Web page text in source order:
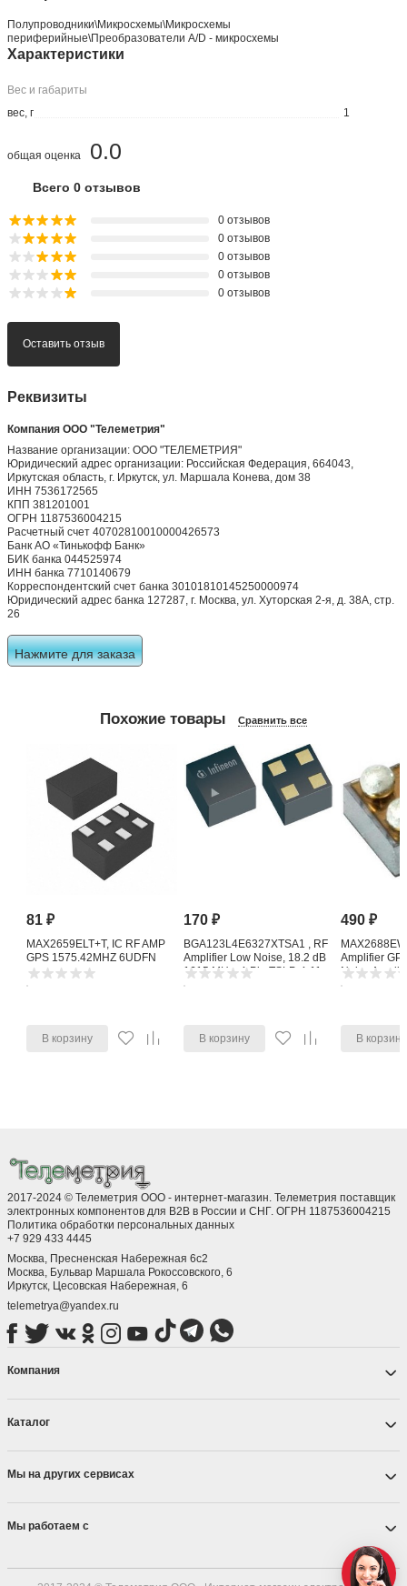
Полупроводники\Микросхемы\Микросхемы
периферийные\Преобразователи A/D - микросхемы
Характеристики
Вес и габариты
вес, г
1
0.0
общая оценка
Всего 0 отзывов
0 отзывов
0 отзывов
0 отзывов
0 отзывов
0 отзывов
Оставить отзыв
Реквизиты
Компания ООО "Телеметрия"
Название организации: ООО "ТЕЛЕМЕТРИЯ"
Юридический адрес организации: Российская Федерация, 664043,
Иркутская область, г. Иркутск, ул. Маршала Конева, дом 38
ИНН 7536172565
КПП 381201001
ОГРН 1187536004215
Расчетный счет 40702810010000426573
Банк АО «Тинькофф Банк»
БИК банка 044525974
ИНН банка 7710140679
Корреспондентский счет банка 30101810145250000974
Юридический адрес банка 127287, г. Москва, ул. Хуторская 2-я, д. 38А, стр.
26
Нажмите для заказа
Похожие товары Сравнить все
81₽
MAX2659ELT+T, IC RF AMP
GPS 1575.42MHZ 6UDFN
В корзину
170₽
BGA123L4E6327XTSA1 , RF
Amplifier Low Noise, 18.2 dB
1615 MHz, 4-Pin TSLP-4-11
В корзину
490₽
Amplifier
Noise
В корзину
2017-2024 © Телеметрия ООО - интернет-магазин. Телеметрия поставщик
электронных компонентов для B2B в России и СНГ. ОГРН 1187536004215
Политика обработки персональных данных
+7 929 433 4445
Москва, Пресненская Набережная 6с2
Москва, ​Бульвар Маршала Рокоссовского, 6
Иркутск, ​Цесовская Набережная, 6
telemetrya@yandex.ru
Компания
Каталог
Мы на других сервисах
Мы работаем с